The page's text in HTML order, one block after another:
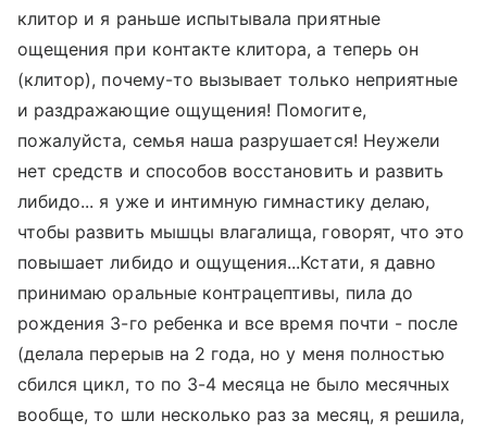
клитор и я раньше испытывала приятные
ощещения при контакте клитора, а теперь он
(клитор), почему-то вызывает только неприятные
и раздражающие ощущения! Помогите,
пожалуйста, семья наша разрушается! Неужели
нет средств и способов восстановить и развить
либидо... я уже и интимную гимнастику делаю,
чтобы развить мышцы влагалища, говорят, что это
повышает либидо и ощущения...Кстати, я давно
принимаю оральные контрацептивы, пила до
рождения 3-го ребенка и все время почти - после
(делала перерыв на 2 года, но у меня полностью
сбился цикл, то по 3-4 месяца не было месячных
вообще, то шли несколько раз за месяц, я решила,